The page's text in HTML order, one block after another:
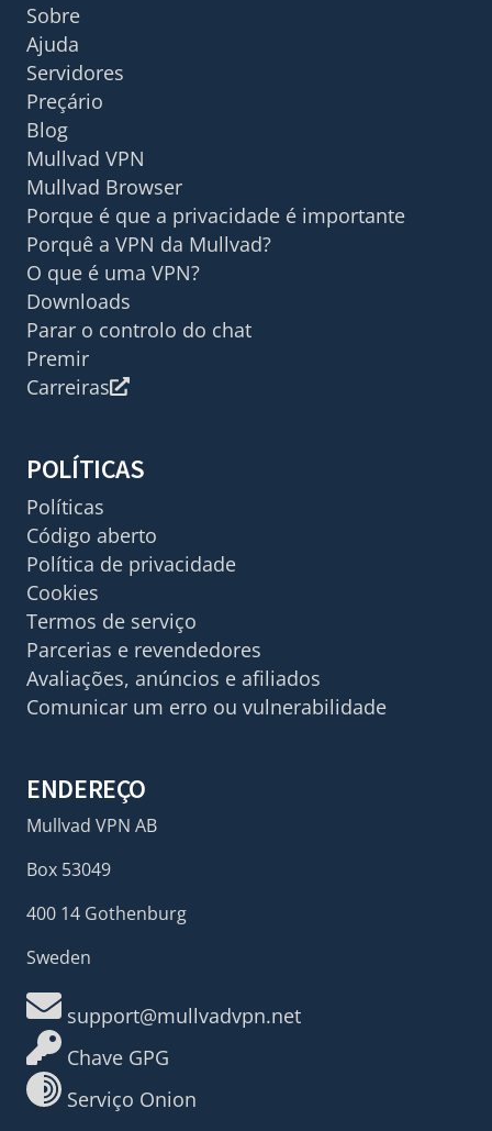
Sobre
Ajuda
Servidores
Preçário
Blog
Mullvad VPN
Mullvad Browser
Porque é que a privacidade é importante
Porquê a VPN da Mullvad?
O que é uma VPN?
Downloads
Parar o controlo do chat
Premir
Carreiras
POLÍTICAS
Políticas
Código aberto
Política de privacidade
Cookies
Termos de serviço
Parcerias e revendedores
Avaliações, anúncios e afiliados
Comunicar um erro ou vulnerabilidade
ENDEREÇO
Mullvad VPN AB
Box 53049
400 14 Gothenburg
Sweden
support@mullvadvpn.net
Chave GPG
Serviço Onion